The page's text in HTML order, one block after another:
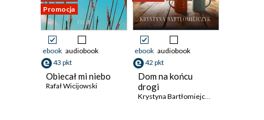
Promocja
ebook audiobook
43 pkt
Obiecał mi niebo
Rafał Wicijowski
ebook audiobook
42 pkt
Dom na końcu
drogi
Krystyna Bartłomiejczyk